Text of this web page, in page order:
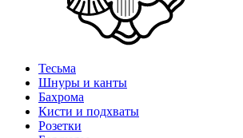
Тесьма
Шнуры и канты
Бахрома
Кисти и подхваты
Розетки